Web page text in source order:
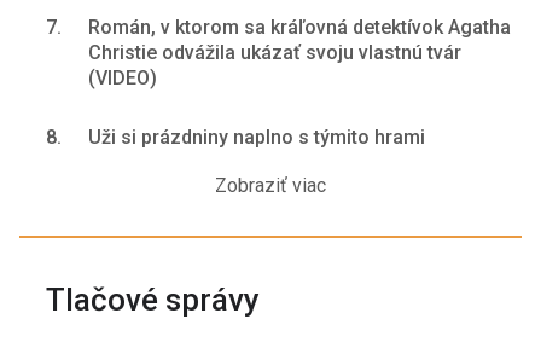
7.
Román, v ktorom sa kráľovná detektívok Agatha
Christie odvážila ukázať svoju vlastnú tvár
(VIDEO)
8. Uži si prázdniny naplno s týmito hrami
Zobraziť viac
Tlačové správy